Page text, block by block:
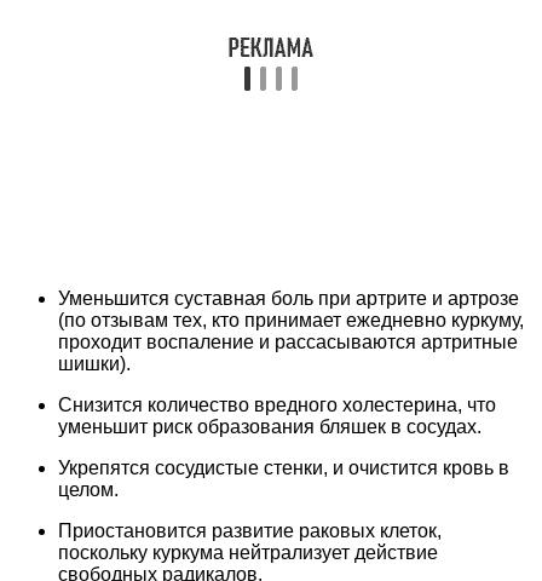
Уменьшится суставная боль при артрите и артрозе
(по отзывам тех, кто принимает ежедневно куркуму,
проходит воспаление и рассасываются артритные
шишки).
Снизится количество вредного холестерина, что
уменьшит риск образования бляшек в сосудах.
Укрепятся сосудистые стенки, и очистится кровь в
целом.
Приостановится развитие раковых клеток,
поскольку куркума нейтрализует действие
свободных радикалов.